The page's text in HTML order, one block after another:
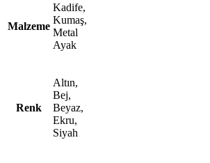
Malzeme
Kadife,
Kumaş,
Metal
Ayak
Renk
Altın,
Bej,
Beyaz,
Ekru,
Siyah